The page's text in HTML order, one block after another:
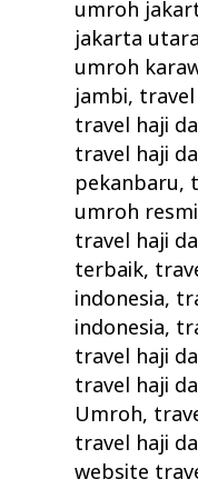
umroh
jakarta
umroh
jambi,
travel haji
travel haji
pekanbaru,
umroh resmi
travel haji
terbaik,
indonesia,
indonesia,
travel haji
travel haji
Umroh,
travel haji
website